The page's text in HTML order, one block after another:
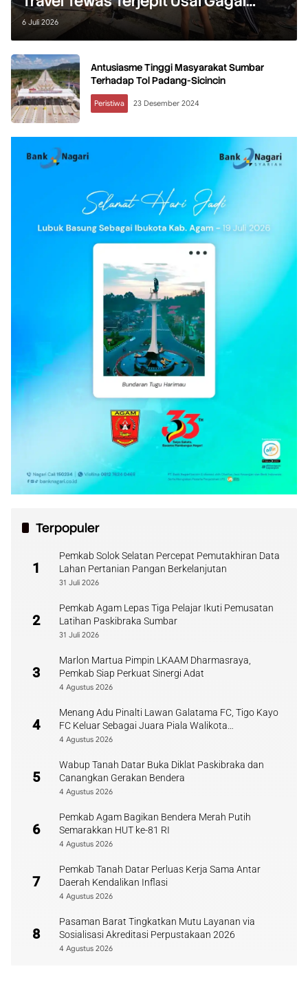
Mendahului
6 Juli 2026
Antusiasme Tinggi Masyarakat Sumbar
Terhadap Tol Padang-Sicincin
Peristiwa 23 Desember 2024
Terpopuler
1
Pemkab Solok Selatan Percepat Pemutakhiran Data
Lahan Pertanian Pangan Berkelanjutan
31 Juli 2026
2
Pemkab Agam Lepas Tiga Pelajar Ikuti Pemusatan
Latihan Paskibraka Sumbar
31 Juli 2026
3
Marlon Martua Pimpin LKAAM Dharmasraya,
Pemkab Siap Perkuat Sinergi Adat
4 Agustus 2026
4
Menang Adu Pinalti Lawan Galatama FC, Tigo Kayo
FC Keluar Sebagai Juara Piala Walikota
Payakumbuh
4 Agustus 2026
5
Wabup Tanah Datar Buka Diklat Paskibraka dan
Canangkan Gerakan Bendera
4 Agustus 2026
6
Pemkab Agam Bagikan Bendera Merah Putih
Semarakkan HUT ke-81 RI
4 Agustus 2026
7
Pemkab Tanah Datar Perluas Kerja Sama Antar
Daerah Kendalikan Inflasi
4 Agustus 2026
8
Pasaman Barat Tingkatkan Mutu Layanan via
Sosialisasi Akreditasi Perpustakaan 2026
4 Agustus 2026